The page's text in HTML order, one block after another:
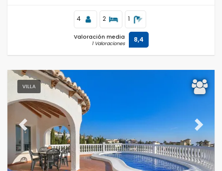
Servicios
Vistas
4 2 1
Valoración media
1 Valoraciones 8,4
VILLA
Previous Next